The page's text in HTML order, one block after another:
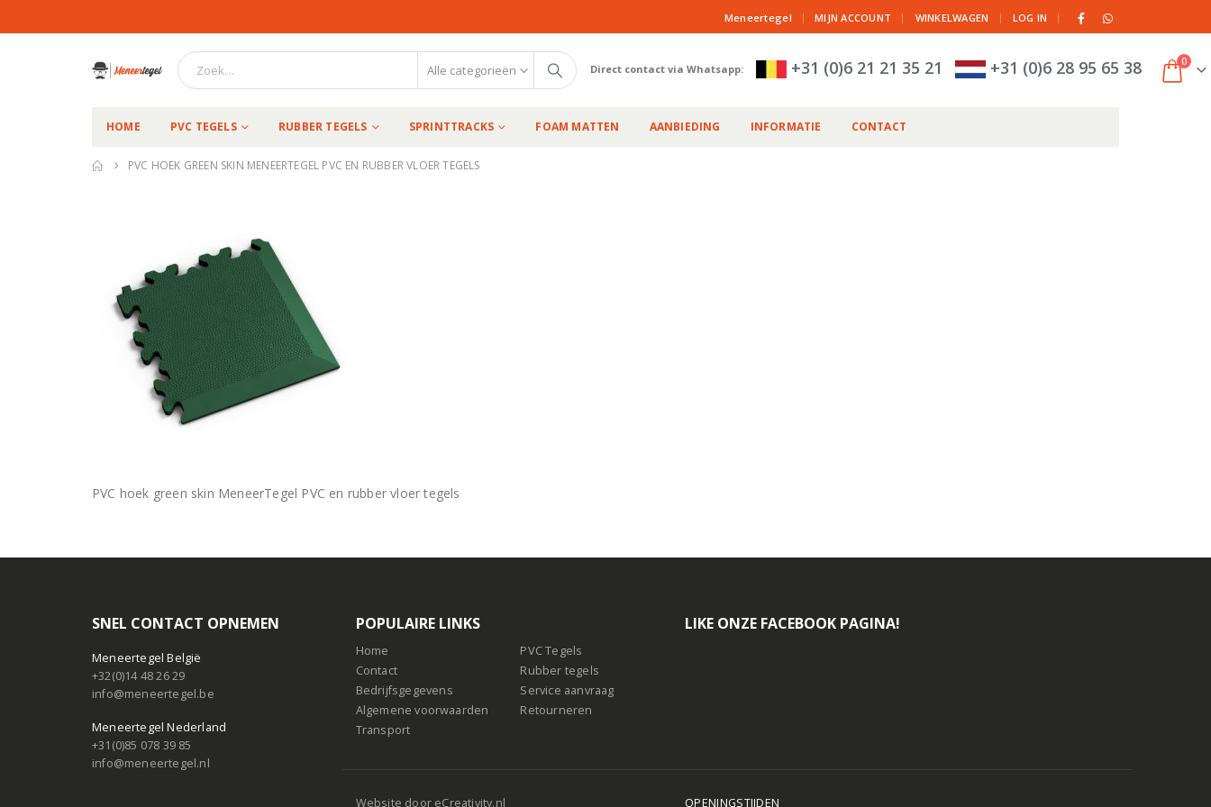
Meneertegel | MIJN ACCOUNT WINKELWAGEN LOG IN |
Alle categorieën Direct contact via Whatsapp: +31 (0)6 21 21 35 21 +31 (0)6 28 95 65 38 0
HOME PVC TEGELS RUBBER TEGELS SPRINTTRACKS FOAM MATTEN AANBIEDING INFORMATIE CONTACT
PVC HOEK GREEN SKIN MENEERTEGEL PVC EN RUBBER VLOER TEGELS
PVC hoek green skin MeneerTegel PVC en rubber vloer tegels
SNEL CONTACT OPNEMEN
Meneertegel België
+32(0)14 48 26 29
info@meneertegel.be
Meneertegel Nederland
+31(0)85 078 39 85
info@meneertegel.nl
POPULAIRE LINKS
Home
Contact
Bedrijfsgegevens
Algemene voorwaarden
Transport
PVC Tegels
Rubber tegels
Service aanvraag
Retourneren
LIKE ONZE FACEBOOK PAGINA!
Website door eCreativity.nl OPENINGSTIJDEN